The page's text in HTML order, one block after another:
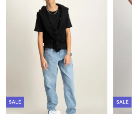
SALE SALE